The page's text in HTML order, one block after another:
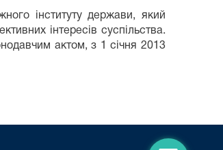
інституту держави, який
інтересів суспільства.
актом, з 1 січня 2013